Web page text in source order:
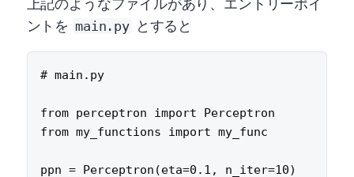
上記のようなファイルがあり、エントリーポイ
ントを main.py とすると
# main.py
from perceptron import Perceptron
from my_functions import my_func
ppn = Perceptron(eta=0.1, n_iter=10)